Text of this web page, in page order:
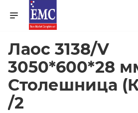
Лаос 3138/V
3050*600*28
Столешница
/2